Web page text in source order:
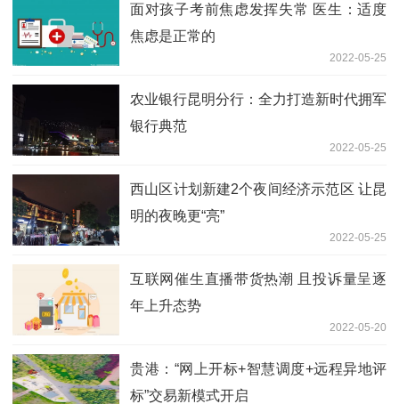
面对孩子考前焦虑发挥失常 医生：适度
焦虑是正常的
2022-05-25
农业银行昆明分行：全力打造新时代拥军
银行典范
2022-05-25
西山区计划新建2个夜间经济示范区 让昆
明的夜晚更“亮”
2022-05-25
互联网催生直播带货热潮 且投诉量呈逐
年上升态势
2022-05-20
贵港：“网上开标+智慧调度+远程异地评
标”交易新模式开启